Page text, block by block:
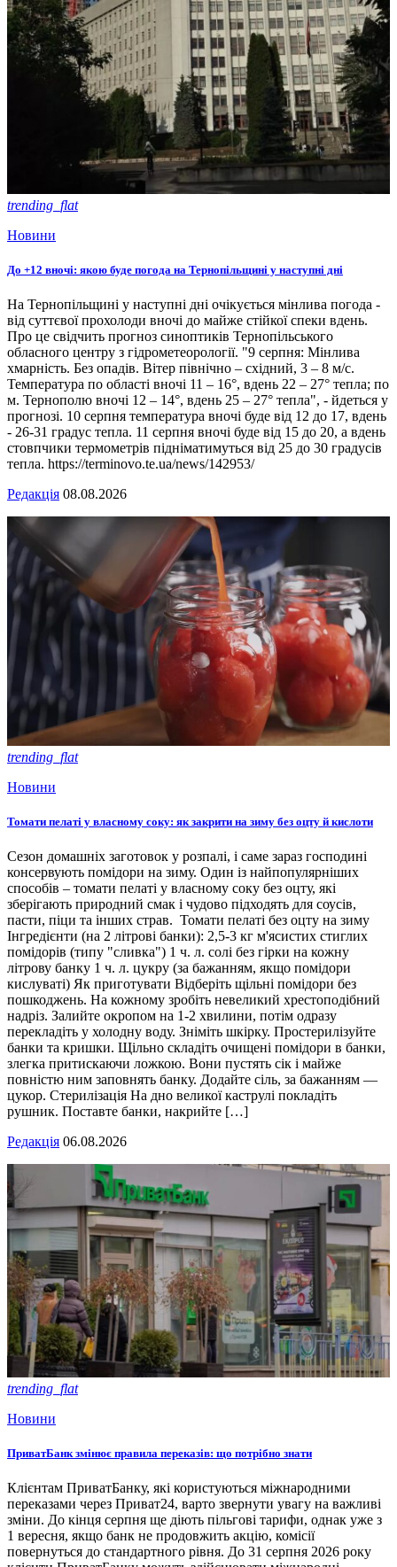
trending_flat
Новини
До +12 вночі: якою буде погода на Тернопільщині у наступні дні
На Тернопільщині у наступні дні очікується мінлива погода -
від суттєвої прохолоди вночі до майже стійкої спеки вдень.
Про це свідчить прогноз синоптиків Тернопільського
обласного центру з гідрометеорології. "9 серпня: Мінлива
хмарність. Без опадів. Вітер північно – східний, 3 – 8 м/с.
Температура по області вночі 11 – 16°, вдень 22 – 27° тепла; по
м. Тернополю вночі 12 – 14°, вдень 25 – 27° тепла", - йдеться у
прогнозі. 10 серпня температура вночі буде від 12 до 17, вдень
- 26-31 градус тепла. 11 серпня вночі буде від 15 до 20, а вдень
стовпчики термометрів підніматимуться від 25 до 30 градусів
тепла. https://terminovo.te.ua/news/142953/
Редакція 08.08.2026
trending_flat
Новини
Томати пелаті у власному соку: як закрити на зиму без оцту й кислоти
Сезон домашніх заготовок у розпалі, і саме зараз господині
консервують помідори на зиму. Один із найпопулярніших
способів – томати пелаті у власному соку без оцту, які
зберігають природний смак і чудово підходять для соусів,
пасти, піци та інших страв. Томати пелаті без оцту на зиму
Інгредієнти (на 2 літрові банки): 2,5-3 кг м'ясистих стиглих
помідорів (типу "сливка") 1 ч. л. солі без гірки на кожну
літрову банку 1 ч. л. цукру (за бажанням, якщо помідори
кислуваті) Як приготувати Відберіть щільні помідори без
пошкоджень. На кожному зробіть невеликий хрестоподібний
надріз. Залийте окропом на 1-2 хвилини, потім одразу
перекладіть у холодну воду. Зніміть шкірку. Простерилізуйте
банки та кришки. Щільно складіть очищені помідори в банки,
злегка притискаючи ложкою. Вони пустять сік і майже
повністю ним заповнять банку. Додайте сіль, за бажанням —
цукор. Стерилізація На дно великої каструлі покладіть
рушник. Поставте банки, накрийте […]
Редакція 06.08.2026
trending_flat
Новини
ПриватБанк змінює правила переказів: що потрібно знати
Клієнтам ПриватБанку, які користуються міжнародними
переказами через Приват24, варто звернути увагу на важливі
зміни. До кінця серпня ще діють пільгові тарифи, однак уже з
1 вересня, якщо банк не продовжить акцію, комісії
повернуться до стандартного рівня. До 31 серпня 2026 року